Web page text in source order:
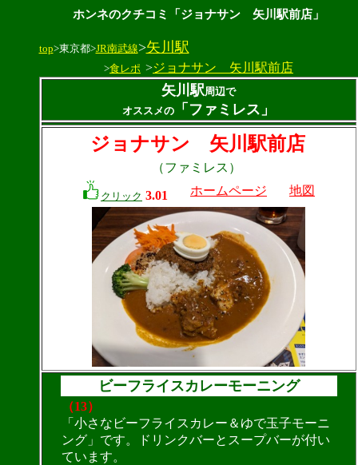
ホンネのクチコミ「ジョナサン 矢川駅前店」
top>東京都>JR南武線>矢川駅
>食レポ >ジョナサン 矢川駅前店
矢川駅周辺で
オススメの
「ファミレス」
ジョナサン 矢川駅前店
（ファミレス）
クリック 3.01 ホームページ 地図
ビーフライスカレーモーニング
（13）
「小さなビーフライスカレー＆ゆで玉子モーニ
ング」です。ドリンクバーとスープバーが付い
ています。